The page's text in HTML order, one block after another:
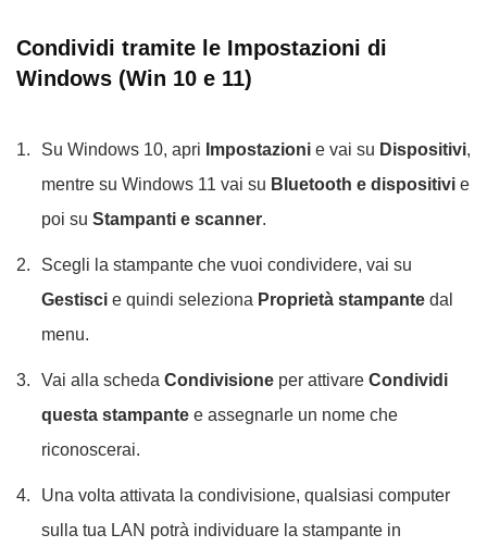
Condividi tramite le Impostazioni di
Windows (Win 10 e 11)
Su Windows 10, apri Impostazioni e vai su Dispositivi,
mentre su Windows 11 vai su Bluetooth e dispositivi e
poi su Stampanti e scanner.
Scegli la stampante che vuoi condividere, vai su
Gestisci e quindi seleziona Proprietà stampante dal
menu.
Vai alla scheda Condivisione per attivare Condividi
questa stampante e assegnarle un nome che
riconoscerai.
Una volta attivata la condivisione, qualsiasi computer
sulla tua LAN potrà individuare la stampante in